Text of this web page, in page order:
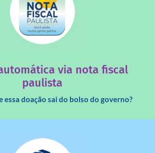
via nota fiscal
paulista
essa doação sai do bolso do governo?
saiba mais